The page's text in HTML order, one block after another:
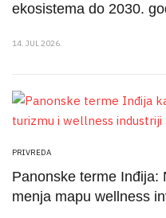
ekosistema do 2030.
14. JUL 2026.
PRIVREDA
Panonske terme Inđija:
menja mapu wellness